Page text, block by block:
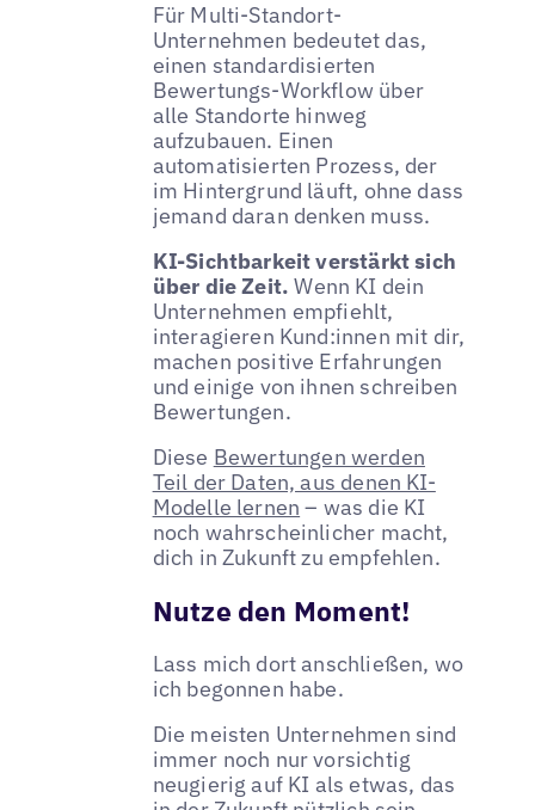
Für Multi-Standort-
Unternehmen bedeutet das,
einen standardisierten
Bewertungs-Workflow über
alle Standorte hinweg
aufzubauen. Einen
automatisierten Prozess, der
im Hintergrund läuft, ohne dass
jemand daran denken muss.
KI-Sichtbarkeit verstärkt sich
über die Zeit. Wenn KI dein
Unternehmen empfiehlt,
interagieren Kund:innen mit dir,
machen positive Erfahrungen
und einige von ihnen schreiben
Bewertungen.
Diese Bewertungen werden
Teil der Daten, aus denen KI-
Modelle lernen – was die KI
noch wahrscheinlicher macht,
dich in Zukunft zu empfehlen.
Nutze den Moment!
Lass mich dort anschließen, wo
ich begonnen habe.
Die meisten Unternehmen sind
immer noch nur vorsichtig
neugierig auf KI als etwas, das